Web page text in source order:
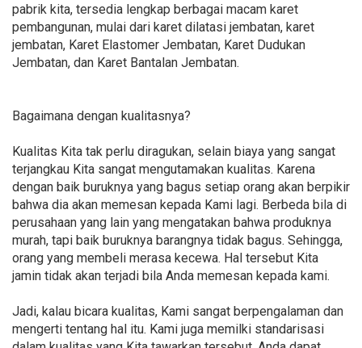
pabrik kita, tersedia lengkap berbagai macam karet
pembangunan, mulai dari karet dilatasi jembatan, karet
jembatan, Karet Elastomer Jembatan, Karet Dudukan
Jembatan, dan Karet Bantalan Jembatan.
Bagaimana dengan kualitasnya?
Kualitas Kita tak perlu diragukan, selain biaya yang sangat
terjangkau Kita sangat mengutamakan kualitas. Karena
dengan baik buruknya yang bagus setiap orang akan berpikir
bahwa dia akan memesan kepada Kami lagi. Berbeda bila di
perusahaan yang lain yang mengatakan bahwa produknya
murah, tapi baik buruknya barangnya tidak bagus. Sehingga,
orang yang membeli merasa kecewa. Hal tersebut Kita
jamin tidak akan terjadi bila Anda memesan kepada kami.
Jadi, kalau bicara kualitas, Kami sangat berpengalaman dan
mengerti tentang hal itu. Kami juga memilki standarisasi